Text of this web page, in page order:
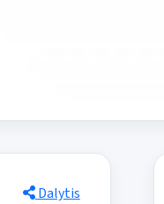
Dalytis